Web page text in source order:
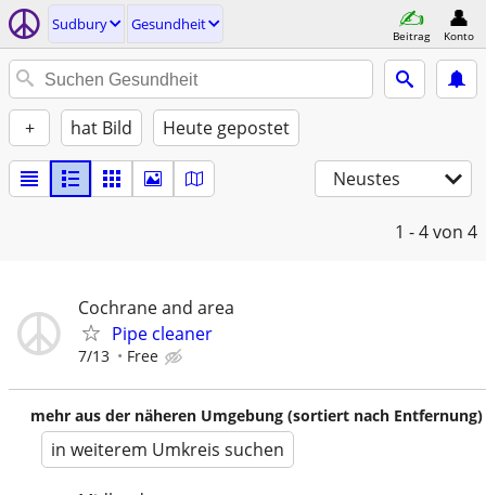
Sudbury Gesundheit
Beitrag Konto
+ hat Bild Heute gepostet
Neustes
1 - 4von 4
Cochrane and area
Pipe cleaner
7/13 Free
mehr aus der näheren Umgebung (sortiert nach Entfernung)
in weiterem Umkreis suchen